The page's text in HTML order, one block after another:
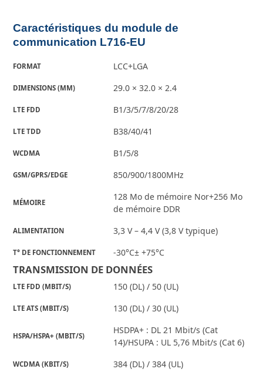
Caractéristiques du module de
communication L716-EU
FORMAT LCC+LGA
DIMENSIONS (MM) 29.0 × 32.0 × 2.4
LTE FDD B1/3/5/7/8/20/28
LTE TDD B38/40/41
WCDMA B1/5/8
GSM/GPRS/EDGE 850/900/1800MHz
MÉMOIRE
128 Mo de mémoire Nor+256 Mo
de mémoire DDR
ALIMENTATION 3,3 V – 4,4 V (3,8 V typique)
T° DE FONCTIONNEMENT -30°C± +75°C
TRANSMISSION DE DONNÉES
LTE FDD (MBIT/S) 150 (DL) / 50 (UL)
LTE ATS (MBIT/S) 130 (DL) / 30 (UL)
HSPA/HSPA+ (MBIT/S)
HSDPA+ : DL 21 Mbit/s (Cat
14)/HSUPA : UL 5,76 Mbit/s (Cat 6)
WCDMA (KBIT/S) 384 (DL) / 384 (UL)